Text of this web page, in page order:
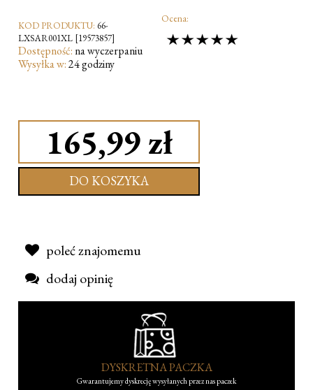
KOD PRODUKTU: 66-
LXSAR001XL [19573857]
Dostępność: na wyczerpaniu
Wysyłka w:24 godziny
Ocena:
165,99 zł
DO KOSZYKA
poleć znajomemu
dodaj opinię
DYSKRETNA PACZKA
Gwarantujemy dyskrecję wysyłanych przez nas paczek